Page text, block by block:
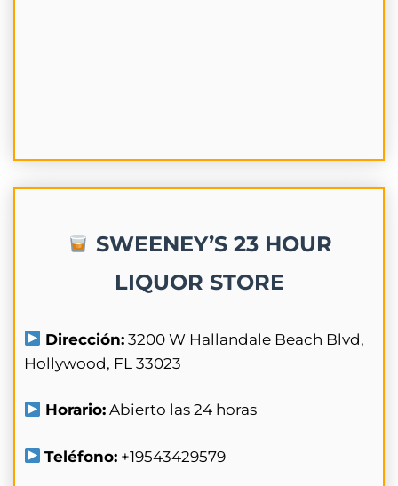
SWEENEY’S 23 HOUR
LIQUOR STORE
Dirección: 3200 W Hallandale Beach Blvd,
Hollywood, FL 33023
Horario: Abierto las 24 horas
Teléfono: +19543429579